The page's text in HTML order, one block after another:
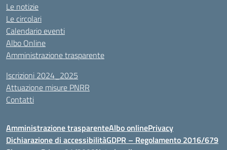
Le notizie
Le circolari
Calendario eventi
Albo Online
Amministrazione trasparente
Iscrizioni 2024_2025
Attuazione misure PNRR
Contatti
Amministrazione trasparenteAlbo onlinePrivacy
Dichiarazione di accessibilitàGDPR – Regolamento 2016/679